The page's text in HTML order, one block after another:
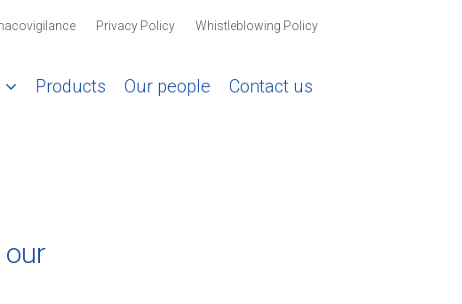
Privacy Policy Whistleblowing Policy
Products Our people Contact us